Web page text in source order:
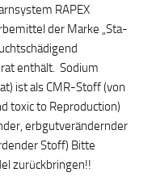
RAPEX
der Marke „Sta-
enthält. Sodium
ist als CMR-Stoff (von
toxic to Reproduction)
erbgutverändernder
Stoff) Bitte
zurückbringen!!